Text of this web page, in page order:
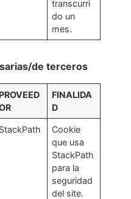
transcurri
do un
mes.
de terceros
PROVEED
FINALIDA
D
StackPath
Cookie
que usa
StackPath
para la
seguridad
del site.